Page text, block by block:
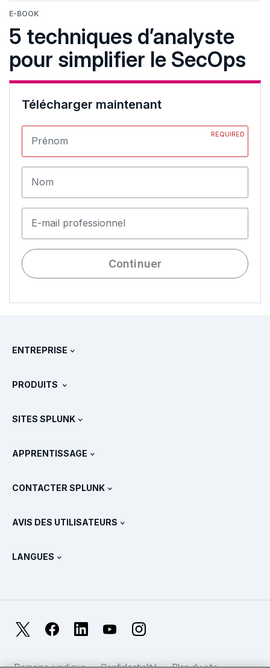
E-BOOK
5 techniques d’analyste
pour simplifier le SecOps
Télécharger maintenant
Prénom
REQUIRED
Nom
E-mail professionnel
Continuer
ENTREPRISE
Splunk et les autres solutions
Actualités
Splunk Protects
SURGe
PRODUITS
Tarifs
Voir tous les produits
SITES SPLUNK
Formation et certification
Boutique Splunk
APPRENTISSAGE
Qu’est-ce qu’OpenTelemetry ?
Métriques pour le SOC
Métriques de fiabilité
CONTACTER SPLUNK
AVIS DES UTILISATEURS
LANGUES
Deutsch
日本語 FacebookLinkedIn YouTubeInstagram